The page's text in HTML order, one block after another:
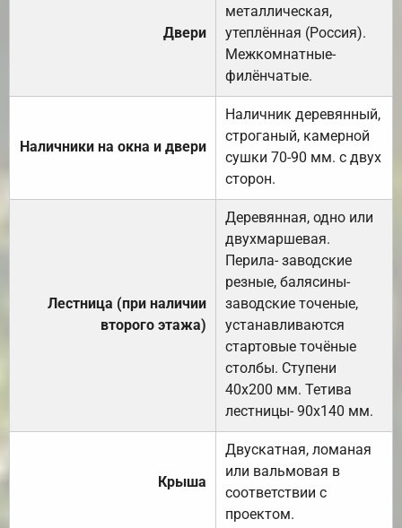
Двери
металлическая,
утеплённая (Россия).
Межкомнатные-
филёнчатые.
Наличники на окна и двери
Наличник деревянный,
строганый, камерной
сушки 70-90 мм. с двух
сторон.
Лестница (при наличии
второго этажа)
Деревянная, одно или
двухмаршевая.
Перила- заводские
резные, балясины-
заводские точеные,
устанавливаются
стартовые точёные
столбы. Ступени
40х200 мм. Тетива
лестницы- 90х140 мм.
Крыша
Двускатная, ломаная
или вальмовая в
соответствии с
проектом.